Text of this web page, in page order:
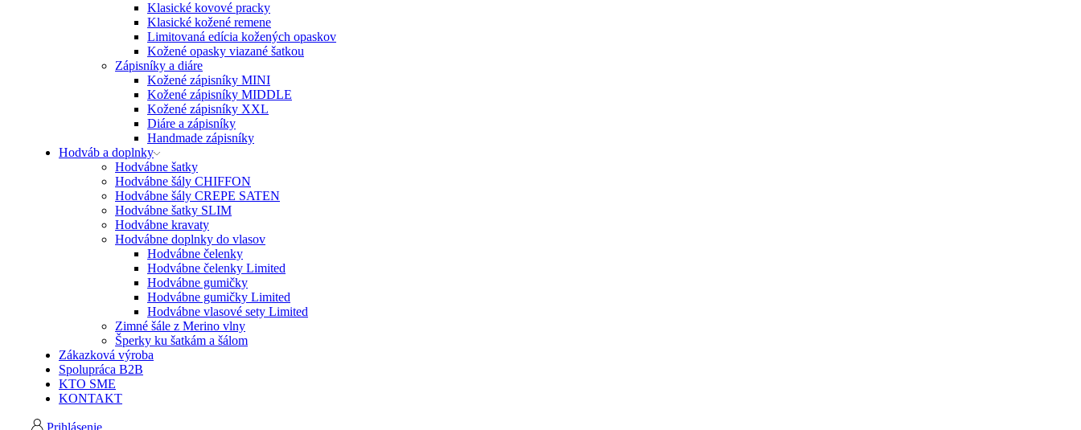
Klasické kovové pracky
Klasické kožené remene
Limitovaná edícia kožených opaskov
Kožené opasky viazané šatkou
Zápisníky a diáre
Kožené zápisníky MINI
Kožené zápisníky MIDDLE
Kožené zápisníky XXL
Diáre a zápisníky
Handmade zápisníky
Hodváb a doplnky
Hodvábne šatky
Hodvábne šály CHIFFON
Hodvábne šály CREPE SATEN
Hodvábne šatky SLIM
Hodvábne kravaty
Hodvábne doplnky do vlasov
Hodvábne čelenky
Hodvábne čelenky Limited
Hodvábne gumičky
Hodvábne gumičky Limited
Hodvábne vlasové sety Limited
Zimné šále z Merino vlny
Šperky ku šatkám a šálom
Zákazková výroba
Spolupráca B2B
KTO SME
KONTAKT